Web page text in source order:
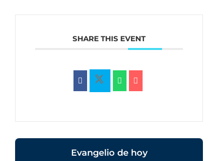
SHARE THIS EVENT
Evangelio de hoy